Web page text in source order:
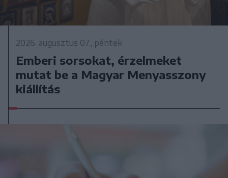
2026. augusztus 07., péntek
Emberi sorsokat, érzelmeket
mutat be a Magyar Menyasszony
kiállítás